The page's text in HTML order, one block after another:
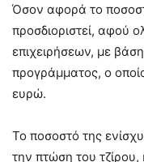
Όσον αφορά το
προσδιοριστεί, αφού
επιχειρήσεων, με
προγράμματος, ο
ευρώ.
Το ποσοστό της
την πτώση του